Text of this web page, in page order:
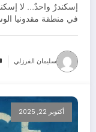
إسكندرٌ واحدٌ… لا
في منطقة مقدونيا
سليمان الفرزلي
أكتوبر 22, 2025